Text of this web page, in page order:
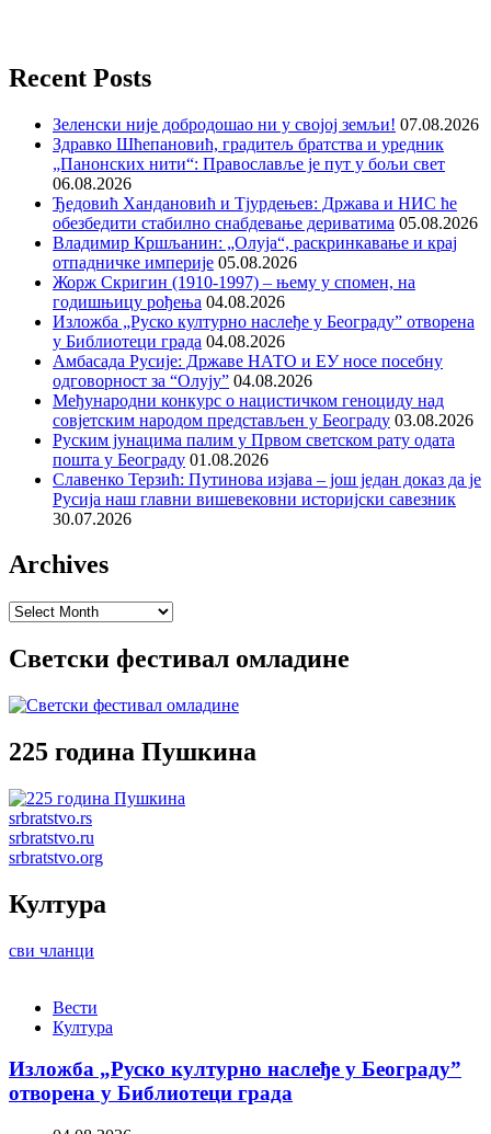
Recent Posts
Зеленски није добродошао ни у својој земљи! 07.08.2026
Здравко Шћепановић, градитељ братства и уредник
„Панонских нити“: Православље је пут у бољи свет
06.08.2026
Ђедовић Хандановић и Тјурдењев: Држава и НИС ће
обезбедити стабилно снабдевање дериватима 05.08.2026
Владимир Кршљанин: „Олуја“, раскринкавање и крај
отпадничке империје 05.08.2026
Жорж Скригин (1910-1997) – њему у спомен, на
годишњицу рођења 04.08.2026
Изложба „Руско културно наслеђе у Београду” отворена
у Библиотеци града 04.08.2026
Амбасада Русије: Државе НАТО и ЕУ носе посебну
одговорност за “Олују” 04.08.2026
Међународни конкурс о нацистичком геноциду над
совјетским народом представљен у Београду 03.08.2026
Руским јунацима палим у Првом светском рату одата
пошта у Београду 01.08.2026
Славенко Терзић: Путинова изјава – још један доказ да је
Русија наш главни вишевековни историјски савезник
30.07.2026
Archives
Archives
Светски фестивал омладине
225 година Пушкина
srbratstvo.rs
srbratstvo.ru
srbratstvo.org
Култура
сви чланци
Вести
Култура
Изложба „Руско културно наслеђе у Београду”
отворена у Библиотеци града